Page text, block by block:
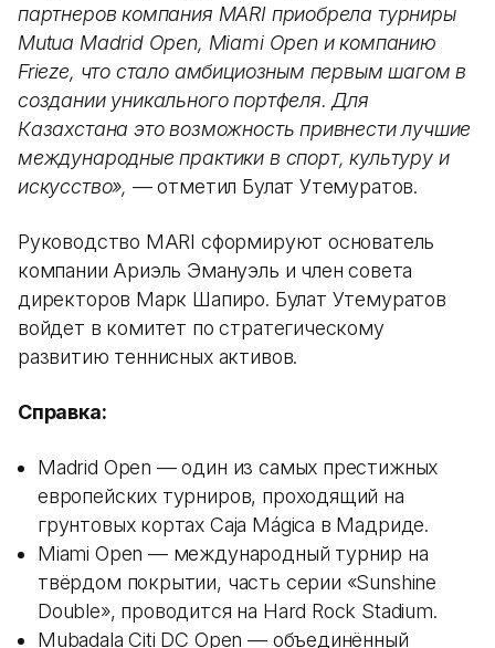
партнеров компания MARI приобрела турниры
Mutua Madrid Open, Miami Open и компанию
Frieze, что стало амбициозным первым шагом в
создании уникального портфеля. Для
Казахстана это возможность привнести лучшие
международные практики в спорт, культуру и
искусство», — отметил Булат Утемуратов.
Руководство MARI сформируют основатель
компании Ариэль Эмануэль и член совета
директоров Марк Шапиро. Булат Утемуратов
войдет в комитет по стратегическому
развитию теннисных активов.
Справка:
Madrid Open — один из самых престижных
европейских турниров, проходящий на
грунтовых кортах Caja Mágica в Мадриде.
Miami Open — международный турнир на
твёрдом покрытии, часть серии «Sunshine
Double», проводится на Hard Rock Stadium.
Mubadala Citi DC Open — объединённый